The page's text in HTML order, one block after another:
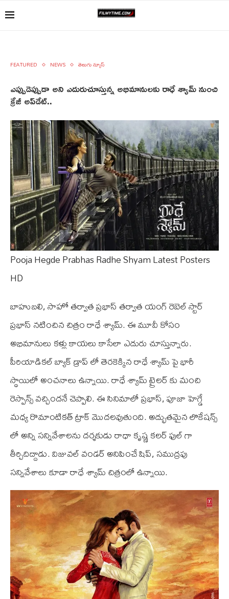
FEATURED NEWS తెలుగు న్యూస్
ఎప్పుడెప్పుడా అని ఎదురుచూస్తున్న అభిమానులకు రాధే శ్యామ్ నుంచి
క్రేజీ అప్‌డేట్‌..
Pooja Hegde Prabhas Radhe Shyam Latest Posters
HD
బాహుబలి, సాహో తర్వాత ప్రభాస్ తర్వాత యంగ్ రెబెల్ స్టార్‌
ప్రభాస్‌ నటించిన చిత్రం రాధే శ్యామ్. ఈ మూవీ కోసం
అభిమానులు కళ్లు కాయలు కాసేలా ఎదురు చూస్తున్నారు.
పీరియాడికల్ బ్యాక్ డ్రాప్‌ లో తెరకెక్కిన రాధే శ్యామ్ పై భారీ
స్థాయిలో అంచనాలు ఉన్నాయి. రాధే శ్యామ్ ట్రైలర్‌ కు మంచి
రెస్పాన్స్‌ వచ్చిందనే చెప్పాలి. ఈ సినిమాలో ప్రభాస్‌, పూజా హెగ్డే
మధ్య రొమాంటికత్‌ ట్రాక్‌ మొదలవుతుంది. అద్భుతమైన లొకేషన్స్
లో అన్ని సన్నివేశాలను దర్శకుడు రాధా కృష్ణ కలర్‌ ఫుల్‌ గా
తీర్చిదిద్దాడు. విజువల్ వండర్ అనిపించే షిప్‌, సముద్రపు
సన్నివేశాలు కూడా రాధే శ్యామ్‌ చిత్రంలో ఉన్నాయి.